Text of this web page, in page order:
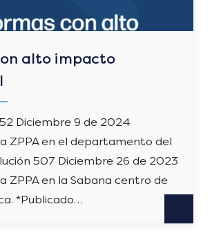
alto impacto
Diciembre 9 de 2024
ZPPA en el departamento del
507 Diciembre 26 de 2023
ZPPA en la Sabana centro de
*Publicado…